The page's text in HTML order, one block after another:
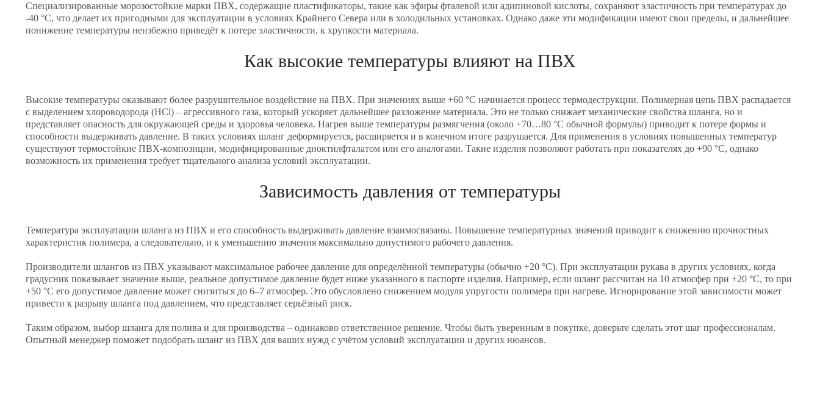
Специализированные морозостойкие марки ПВХ, содержащие пластификаторы, такие как эфиры фталевой или адипиновой кислоты, сохраняют эластичность при температурах до
-40 °C, что делает их пригодными для эксплуатации в условиях Крайнего Севера или в холодильных установках. Однако даже эти модификации имеют свои пределы, и дальнейшее
понижение температуры неизбежно приведёт к потере эластичности, к хрупкости материала.
Как высокие температуры влияют на ПВХ
Высокие температуры оказывают более разрушительное воздействие на ПВХ. При значениях выше +60 °C начинается процесс термодеструкции. Полимерная цепь ПВХ распадается
с выделением хлороводорода (HCl) – агрессивного газа, который ускоряет дальнейшее разложение материала. Это не только снижает механические свойства шланга, но и
представляет опасность для окружающей среды и здоровья человека. Нагрев выше температуры размягчения (около +70…80 °C обычной формулы) приводит к потере формы и
способности выдерживать давление. В таких условиях шланг деформируется, расширяется и в конечном итоге разрушается. Для применения в условиях повышенных температур
существуют термостойкие ПВХ-композиции, модифицированные диоктилфталатом или его аналогами. Такие изделия позволяют работать при показателях до +90 °C, однако
возможность их применения требует тщательного анализа условий эксплуатации.
Зависимость давления от температуры
Температура эксплуатации шланга из ПВХ и его способность выдерживать давление взаимосвязаны. Повышение температурных значений приводит к снижению прочностных
характеристик полимера, а следовательно, и к уменьшению значения максимально допустимого рабочего давления.
Производители шлангов из ПВХ указывают максимальное рабочее давление для определённой температуры (обычно +20 °C). При эксплуатации рукава в других условиях, когда
градусник показывает значение выше, реальное допустимое давление будет ниже указанного в паспорте изделия. Например, если шланг рассчитан на 10 атмосфер при +20 °C, то при
+50 °C его допустимое давление может снизиться до 6–7 атмосфер. Это обусловлено снижением модуля упругости полимера при нагреве. Игнорирование этой зависимости может
привести к разрыву шланга под давлением, что представляет серьёзный риск.
Таким образом, выбор шланга для полива и для производства – одинаково ответственное решение. Чтобы быть уверенным в покупке, доверьте сделать этот шаг профессионалам.
Опытный менеджер поможет подобрать шланг из ПВХ для ваших нужд с учётом условий эксплуатации и других нюансов.